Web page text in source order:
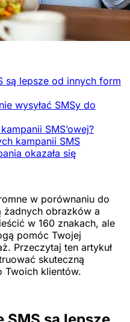
są lepsze od innych form
wysyłać SMSy do
SMS’owej?
kampanii SMS
okazała się
w porównaniu do
żadnych obrazków a
w 160 znakach, ale
pomóc Twojej
Przeczytaj ten artykuł
skuteczną
Twoich klientów.